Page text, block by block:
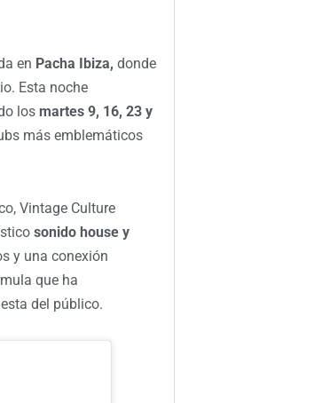
en Pacha Ibiza, donde
Esta noche
los martes 9, 16, 23 y
más emblemáticos
Vintage Culture
sonido house y
y una conexión
que ha
del público.